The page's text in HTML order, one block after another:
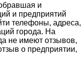
и
и предприятий
телефоны, адреса,
города. На
не имеют отзывов,
о предприятии,